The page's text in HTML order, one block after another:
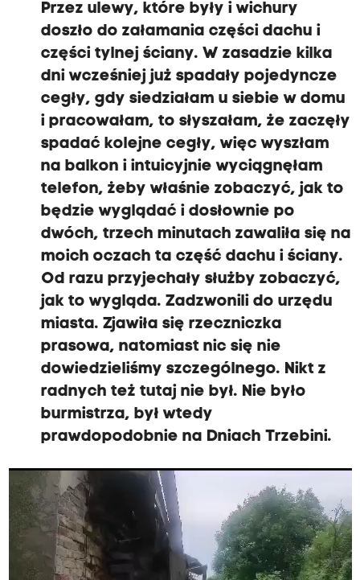
Przez ulewy, które były i wichury
doszło do załamania części dachu i
części tylnej ściany. W zasadzie kilka
dni wcześniej już spadały pojedyncze
cegły, gdy siedziałam u siebie w domu
i pracowałam, to słyszałam, że zaczęły
spadać kolejne cegły, więc wyszłam
na balkon i intuicyjnie wyciągnęłam
telefon, żeby właśnie zobaczyć, jak to
będzie wyglądać i dosłownie po
dwóch, trzech minutach zawaliła się na
moich oczach ta część dachu i ściany.
Od razu przyjechały służby zobaczyć,
jak to wygląda. Zadzwonili do urzędu
miasta. Zjawiła się rzeczniczka
prasowa, natomiast nic się nie
dowiedzieliśmy szczególnego. Nikt z
radnych też tutaj nie był. Nie było
burmistrza, był wtedy
prawdopodobnie na Dniach Trzebini.